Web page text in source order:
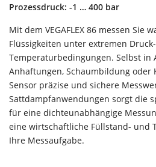
Prozessdruck: -1 … 400 bar
Mit dem VEGAFLEX 86 messen Sie
Flüssigkeiten unter extremen
Temperaturbedingungen. Selbst in
Anhaftungen, Schaumbildung oder
Sensor präzise und sichere
Sattdampfanwendungen sorgt die
für eine dichteunabhängige
eine wirtschaftliche Füllstand- und
Ihre Messaufgabe.